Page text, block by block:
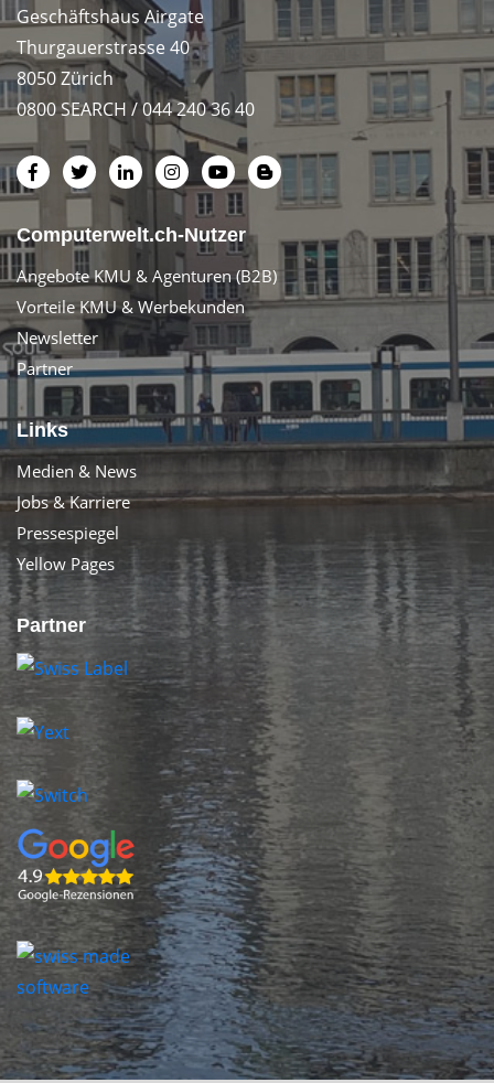
Geschäftshaus Airgate
Thurgauerstrasse 40
8050 Zürich
0800 SEARCH / 044 240 36 40
Computerwelt.ch-Nutzer
Angebote KMU & Agenturen (B2B)
Vorteile KMU & Werbekunden
Newsletter
Partner
Links
Medien & News
Jobs & Karriere
Pressespiegel
Yellow Pages
Partner